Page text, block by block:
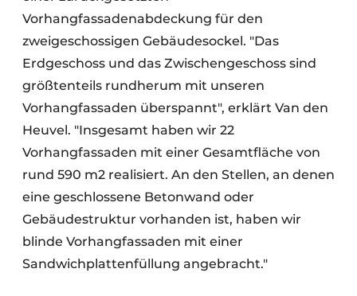
Vorhangfassadenabdeckung für den
zweigeschossigen Gebäudesockel. "Das
Erdgeschoss und das Zwischengeschoss sind
größtenteils rundherum mit unseren
Vorhangfassaden überspannt", erklärt Van den
Heuvel. "Insgesamt haben wir 22
Vorhangfassaden mit einer Gesamtfläche von
rund 590 m2 realisiert. An den Stellen, an denen
eine geschlossene Betonwand oder
Gebäudestruktur vorhanden ist, haben wir
blinde Vorhangfassaden mit einer
Sandwichplattenfüllung angebracht."